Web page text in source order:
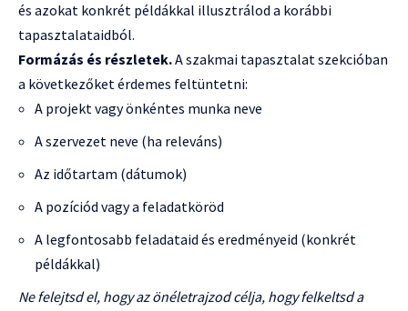
és azokat konkrét példákkal illusztrálod a korábbi
tapasztalataidból.
Formázás és részletek.A szakmai tapasztalat szekcióban
a következőket érdemes feltüntetni:
A projekt vagy önkéntes munka neve
A szervezet neve (ha releváns)
Az időtartam (dátumok)
A pozíciód vagy a feladatköröd
A legfontosabb feladataid és eredményeid (konkrét
példákkal)
Ne felejtsd el, hogy az önéletrajzod célja, hogy felkeltsd a